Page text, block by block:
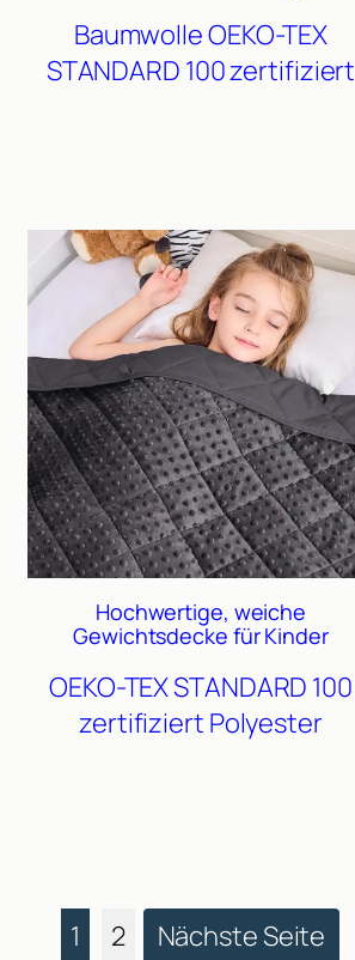
BaumwolleOEKO-TEX
STANDARD 100 zertifiziert
Hochwertige, weiche
Gewichtsdecke für Kinder
OEKO-TEX STANDARD 100
zertifiziert Polyester
1 2 Nächste Seite